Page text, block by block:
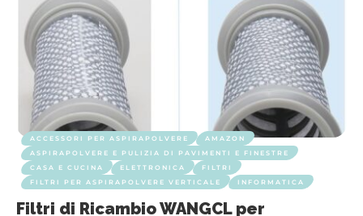
ACCESSORI PER ASPIRAPOLVERE
AMAZON
ASPIRAPOLVERE E PULIZIA DI PAVIMENTI E FINESTRE
CASA E CUCINA
ELETTRONICA
FILTRI
FILTRI PER ASPIRAPOLVERE VERTICALE
INFORMATICA
Filtri di Ricambio WANGCL per